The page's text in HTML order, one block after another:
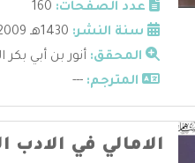
عدد الصفحات:
سنة النشر:
المحقق: أنور بن أبي
المترجم: ---
الامالي في الادب